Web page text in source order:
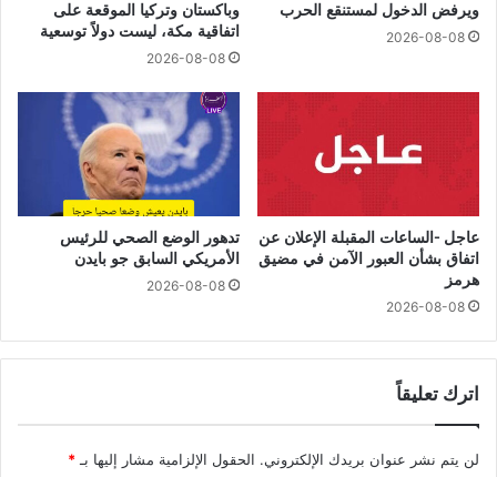
ويرفض الدخول لمستنقع الحرب
2026-08-08
وباكستان وتركيا الموقعة على
اتفاقية مكة، ليست دولاً توسعية
2026-08-08
عاجل -الساعات المقبلة الإعلان عن
اتفاق بشأن العبور الآمن في مضيق
هرمز
2026-08-08
تدهور الوضع الصحي للرئيس
الأمريكي السابق جو بايدن
2026-08-08
اترك تعليقاً
لن يتم نشر عنوان بريدك الإلكتروني. الحقول الإلزامية مشار إليها بـ*